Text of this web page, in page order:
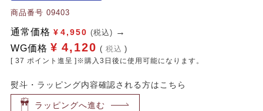
商品番号 09403
通常価格 ¥ 4,950 (税込)
WG価格 ¥ 4,120 税込
[ 37 ポイント進呈 ]※購入3日後に使用可能になります。
熨斗・ラッピング内容確認される方はこちら
ラッピングへ進む